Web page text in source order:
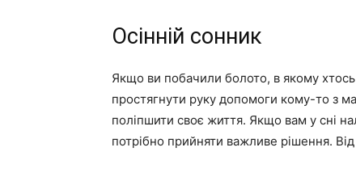
Осінній сонник
Якщо ви побачили болото, в якому
простягнути руку допомоги кому-то з
поліпшити своє життя. Якщо вам у сні
потрібно прийняти важливе рішення.